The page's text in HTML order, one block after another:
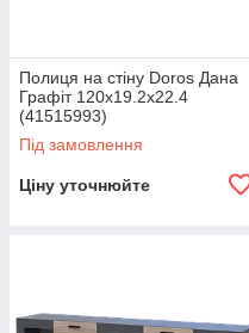
Полиця на стіну Doros Дана
Графіт 120х19.2х22.4
(41515993)
Під замовлення
Ціну уточнюйте